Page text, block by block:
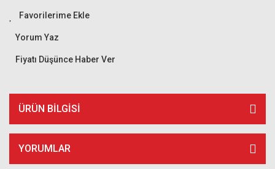
Yorum Yaz
Fiyatı Düşünce Haber Ver
ÜRÜN BILGISI
YORUMLAR